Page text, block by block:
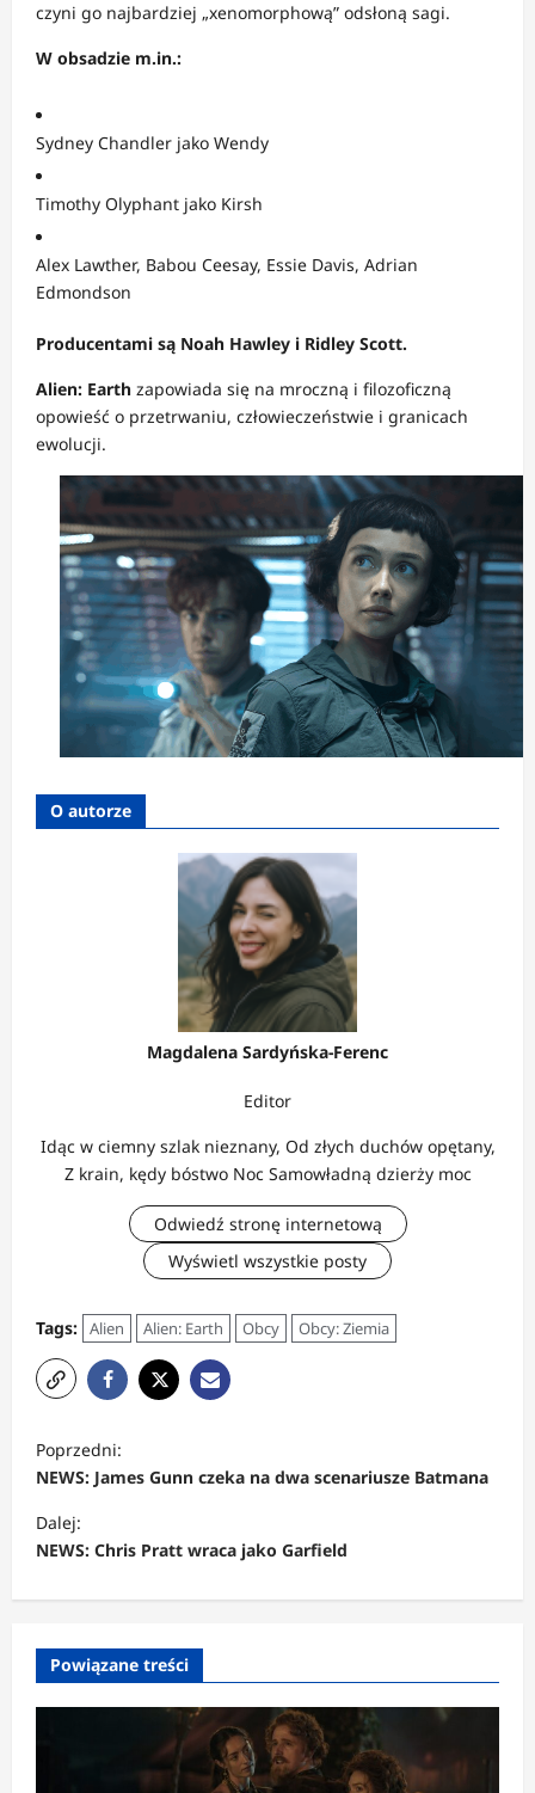
czyni go najbardziej „xenomorphową” odsłoną sagi.
W obsadzie m.in.:
Sydney Chandler jako Wendy
Timothy Olyphant jako Kirsh
Alex Lawther, Babou Ceesay, Essie Davis, Adrian
Edmondson
Producentami są Noah Hawley i Ridley Scott.
Alien: Earth zapowiada się na mroczną i filozoficzną
opowieść o przetrwaniu, człowieczeństwie i granicach
ewolucji.
O autorze
Magdalena Sardyńska-Ferenc
Editor
Idąc w ciemny szlak nieznany, Od złych duchów opętany,
Z krain, kędy bóstwo Noc Samowładną dzierży moc
Odwiedź stronę internetową
Wyświetl wszystkie posty
Tags: Alien Alien: Earth Obcy Obcy: Ziemia
o
b
a
w
p
Poprzedni:
NEWS: James Gunn czeka na dwa scenariusze Batmana
Dalej:
NEWS: Chris Pratt wraca jako Garfield
Powiązane treści